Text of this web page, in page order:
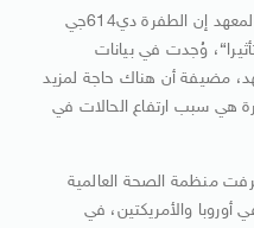
وقالت هيراواتي سودويو نائبة مدير المعهد إن الطفرة دي614جي
وُجدت في بيانات
مضيفة أن هناك حاجة لمزيد
هي سبب ارتفاع الحالات في
منظمة الصحة العالمية
أوروبا والأمريكتين، في